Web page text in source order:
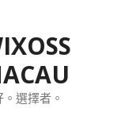
選擇者。